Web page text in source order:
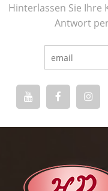
Hinterlassen Sie Ihre
Antwort